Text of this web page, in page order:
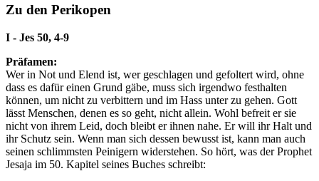
Zu den Perikopen
I - Jes 50, 4-9
Präfamen:
Wer in Not und Elend ist, wer geschlagen und gefoltert wird, ohne
dass es dafür einen Grund gäbe, muss sich irgendwo festhalten
können, um nicht zu verbittern und im Hass unter zu gehen. Gott
lässt Menschen, denen es so geht, nicht allein. Wohl befreit er sie
nicht von ihrem Leid, doch bleibt er ihnen nahe. Er will ihr Halt und
ihr Schutz sein. Wenn man sich dessen bewusst ist, kann man auch
seinen schlimmsten Peinigern widerstehen. So hört, was der Prophet
Jesaja im 50. Kapitel seines Buches schreibt: